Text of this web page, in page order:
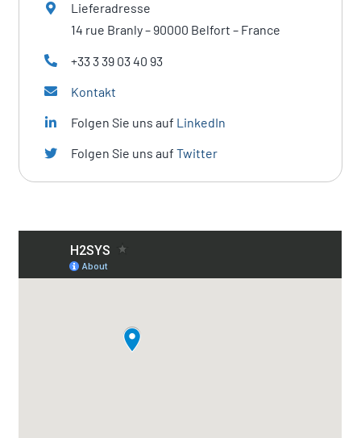
Lieferadresse
14 rue Branly – 90000 Belfort – France
+33 3 39 03 40 93
Kontakt
Folgen Sie uns auf LinkedIn
Folgen Sie uns auf Twitter